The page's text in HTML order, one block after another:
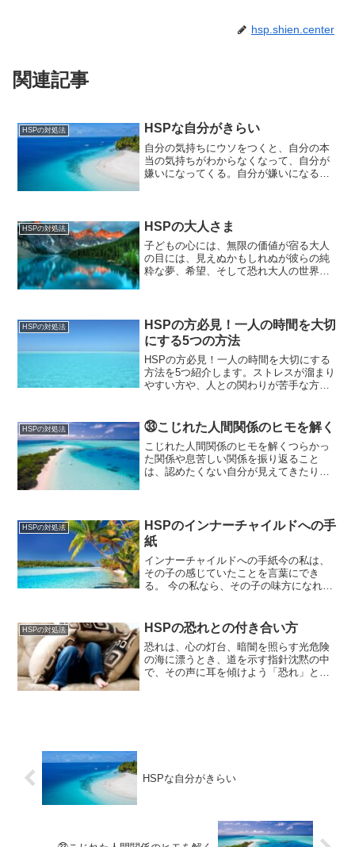
hsp.shien.center
関連記事
HSPの対処法 HSPな自分がきらい
自分の気持ちにウソをつくと、自分の本
当の気持ちがわからなくなって、自分が
嫌いになってくる。自分が嫌いになる
る。素敵だと思う人を見ると、<...
HSPの対処法 HSPの大人さま
子どもの心には、無限の価値が宿る大人
の目には、見えぬかもしれぬが彼らの純
粋な夢、希望、そして恐れ大人の世界
ず、自由に羽ばたく子どもの心は...
HSPの対処法
HSPの方必見！一人の時間を大切
にする5つの方法
HSPの方必見！一人の時間を大切にする
方法を5つ紹介します。ストレスが溜まり
やすい方や、人との関わりが苦手な方に
HSPの対処法 ㉝こじれた人間関係のヒモを解く
こじれた人間関係のヒモを解くつらかっ
た関係や息苦しい関係を振り返ること
は、認めたくない自分が見えてきたりし
い。私の心にかかっている...
HSPの対処法
HSPのインナーチャイルドへの手
紙
インナーチャイルドへの手紙今の私は、
その子の感じていたことを言葉にでき
る。 今の私なら、その子の味方になれ
HSPの対処法 HSPの恐れとの付き合い方
恐れは、心の灯台、暗闇を照らす光危険
の海に漂うとき、道を示す指針沈黙の中
で、その声に耳を傾けよう「恐れ」とい
HSPな自分がきらい